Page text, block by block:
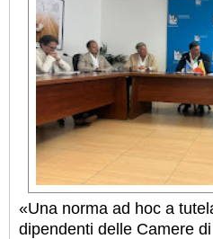
«Una norma ad hoc a
dipendenti delle Camere